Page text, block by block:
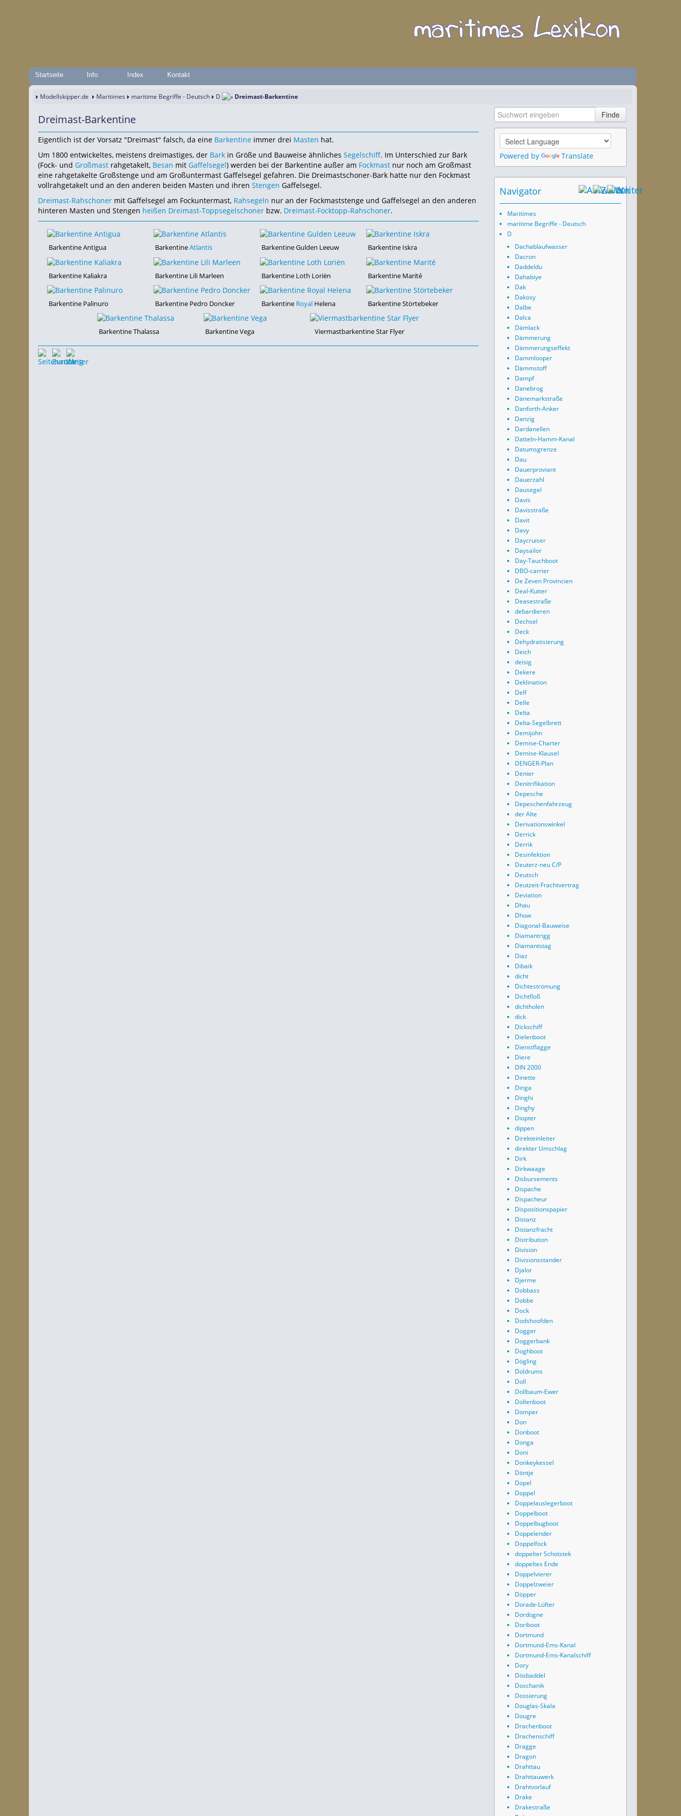
Startseite Info Index Kontakt
Modellskipper.de Maritimes maritime Begriffe - Deutsch D Dreimast-Barkentine
Dreimast-Barkentine
Eigentlich ist der Vorsatz "Dreimast" falsch, da eine Barkentine immer drei Masten hat.
Um 1800 entwickeltes, meistens dreimastiges, der Bark in Größe und Bauweise ähnliches Segelschiff. Im Unterschied zur Bark
(Fock- und Großmast rahgetakelt, Besan mit Gaffelsegel) werden bei der Barkentine außer am Fockmast nur noch am Großmast
eine rahgetakelte Großstenge und am Großuntermast Gaffelsegel gefahren. Die Dreimastschoner-Bark hatte nur den Fockmast
vollrahgetakelt und an den anderen beiden Masten und ihren Stengen Gaffelsegel.
Dreimast-Rahschoner mit Gaffelsegel am Fockuntermast, Rahsegeln nur an der Fockmaststenge und Gaffelsegel an den anderen
hinteren Masten und Stengen heißen Dreimast-Toppsegelschoner bzw. Dreimast-Focktopp-Rahschoner.
Barkentine Antigua BarkentineAtlantis Barkentine Gulden Leeuw Barkentine Iskra
Barkentine Kaliakra Barkentine Lili Marleen Barkentine Loth Loriën Barkentine Marité
Barkentine Palinuro Barkentine Pedro Doncker Barkentine Royal Helena Barkentine Störtebeker
Barkentine Thalassa Barkentine Vega Viermastbarkentine Star Flyer
Powered by Translate
Navigator
Maritimes
maritime Begriffe - Deutsch
D
Dachablaufwasser
Dacron
Daddeldu
Dahabiye
Dak
Dakosy
Dalbe
Dalca
Dämlack
Dämmerung
Dämmerungseffekt
Dammlooper
Dämmstoff
Dampf
Danebrog
Dänemarkstraße
Danforth-Anker
Danzig
Dardanellen
Datteln-Hamm-Kanal
Datumsgrenze
Dau
Dauerproviant
Dauerzahl
Dausegel
Davis
Davisstraße
Davit
Davy
Daycruiser
Daysailor
Day-Tauchboot
DBO-carrier
De Zeven Provincien
Deal-Kutter
Deasestraße
debardieren
Dechsel
Deck
Dehydratisierung
Deich
deisig
Dekere
Deklination
Delf
Delle
Delta
Delta-Segelbrett
Demijohn
Demise-Charter
Demise-Klausel
DENGER-Plan
Denier
Denitrifikation
Depesche
Depeschenfahrzeug
der Alte
Derivationswinkel
Derrick
Derrik
Desinfektion
Deuterz-neu C/P
Deutsch
Deutzeit-Frachtvertrag
Deviation
Dhau
Dhow
Diagonal-Bauweise
Diamantrigg
Diamantstag
Diaz
Dibaik
dicht
Dichteströmung
Dichtfloß
dichtholen
dick
Dickschiff
Dielenboot
Dienstflagge
Diere
DIN 2000
Dinette
Dinga
Dinghi
Dinghy
Diopter
dippen
Direkteinleiter
direkter Umschlag
Dirk
Dirkwaage
Disbursements
Dispache
Dispacheur
Dispositionspapier
Distanz
Distanzfracht
Distribution
Division
Divisionsstander
Djalor
Djerme
Dobbass
Dobbe
Dock
Dodshoofden
Dogger
Doggerbank
Doghboot
Dögling
Doldrums
Doll
Dollbaum-Ewer
Dollenboot
Domper
Don
Donboot
Donga
Doni
Donkeykessel
Döntje
Dopel
Doppel
Doppelauslegerboot
Doppelboot
Doppelbugboot
Doppelender
Doppelfock
doppelter Schotstek
doppeltes Ende
Doppelvierer
Doppelzweier
Döpper
Dorade-Lüfter
Dordogne
Doriboot
Dortmund
Dortmund-Ems-Kanal
Dortmund-Ems-Kanalschiff
Dory
Dösbaddel
Doschanik
Dossierung
Douglas-Skala
Dougre
Drachenboot
Drachenschiff
Dragge
Dragon
Drahttau
Drahttauwerk
Drahtvorlauf
Drake
Drakestraße